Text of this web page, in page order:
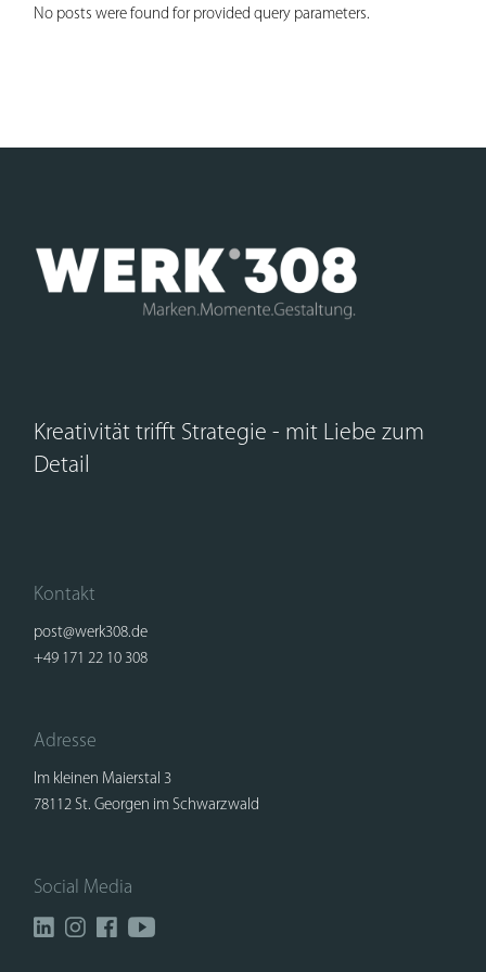
No posts were found for provided query parameters.
Kreativität trifft Strategie - mit Liebe zum
Detail
Kontakt
post@werk308.de
+49 171 22 10 308
Adresse
Im kleinen Maierstal 3
78112 St. Georgen im Schwarzwald
Social Media